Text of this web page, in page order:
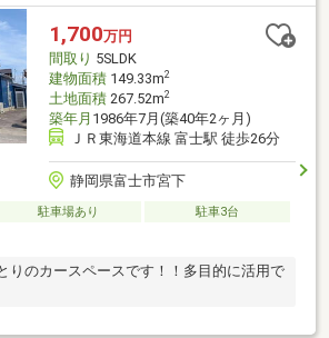
1,700万円
間取り 5SLDK
建物面積149.33m2
土地面積267.52m2
築年月 1986年7月(築40年2ヶ月)
ＪＲ東海道本線 富士駅 徒歩26分
静岡県富士市宮下
駐車場あり
駐車3台
りのカースペースです！！多目的に活用で